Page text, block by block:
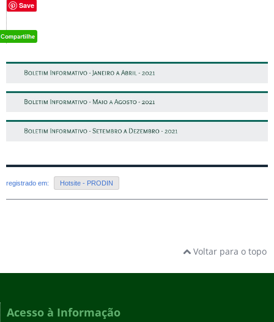
Save
registrado em: Hotsite - PRODIN
Voltar para o topo
Acesso à Informação